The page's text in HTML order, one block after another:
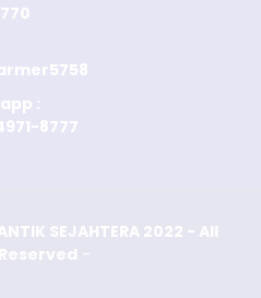
:
8777
SEJAHTERA 2022 - All
-